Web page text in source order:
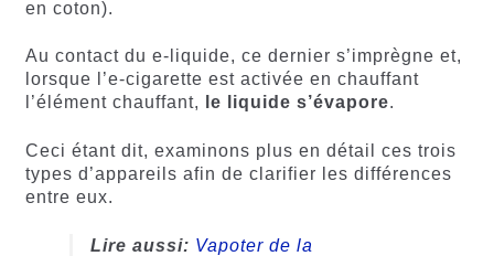
en coton).
Au contact du e-liquide, ce dernier s’imprègne et,
lorsque l’e-cigarette est activée en chauffant
l’élément chauffant,
le liquide s’évapore.
Ceci étant dit, examinons plus en détail ces trois
types d’appareils afin de clarifier les différences
entre eux.
Lire aussi: Vapoter de la